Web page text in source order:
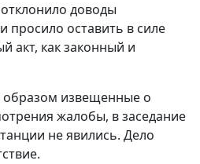
доводы
просило оставить в силе
акт, как законный и
извещенные о
жалобы, в заседание
не явились. Дело